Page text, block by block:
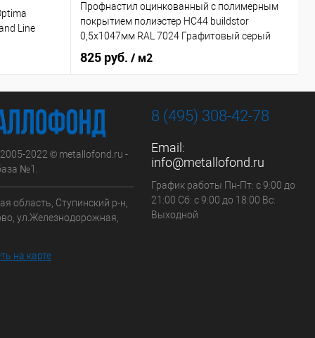
Line
Профнастил оцинкованный с полимерным
покрытием полиэстер НС44 buildstor
0,5х1047мм RAL 7024 Графитовый серый
825 руб. / м2
2022 © metallofond.ru -
№1.
область, Ступинский р-н,
ул.Железнодорожная,
на карте
8 (495) 308-42-78
Email:
info@metallofond.ru
График работы Пн-Пт: с 9:00 до
21:00 Сб: с 9:00 до 18:00 Вс:
Выходной